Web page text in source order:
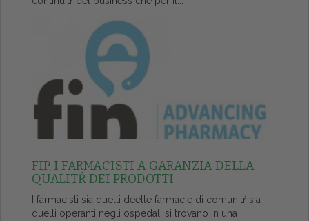
FIP, I FARMACISTI A GARANZIA DELLA
QUALITŔ DEI PRODOTTI
I farmacisti sia quelli deelle farmacie di comunitŕ sia
quelli operanti negli ospedali si trovano in una